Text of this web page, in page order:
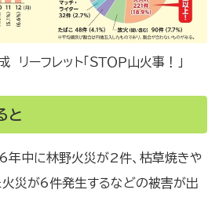
リーフレット「ＳＴＯＰ山火事！」
と
年中に林野火災が2件、枯草焼きや
災が6件発生するなどの被害が出